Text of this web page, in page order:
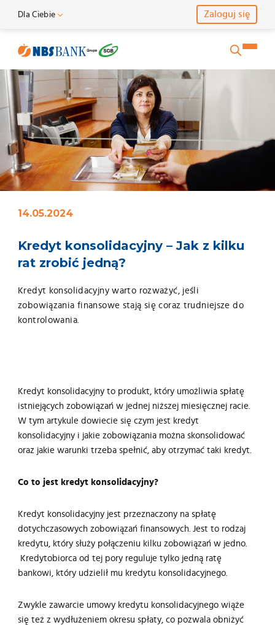
Dla Ciebie
Dla Ciebie
Dla Rolnika
Dla Firmy
Zaloguj się
Kredyt konsolidacyjny – Jak z kilku rat zrobić jedną? -
14.05.2024
Kredyt konsolidacyjny – Jak z kilku
rat zrobić jedną?
Kredyt konsolidacyjny warto rozważyć, jeśli
zobowiązania finansowe stają się coraz trudniejsze do
kontrolowania.
Kredyt konsolidacyjny to produkt, który umożliwia spłatę
istniejących zobowiązań w jednej niższej miesięcznej racie.
W tym artykule dowiecie się czym jest kredyt
konsolidacyjny i jakie zobowiązania można skonsolidować
oraz jakie warunki trzeba spełnić, aby otrzymać taki kredyt.
Co to jest kredyt konsolidacyjny?
Kredyt konsolidacyjny jest przeznaczony na spłatę
dotychczasowych zobowiązań finansowych. Jest to rodzaj
kredytu, który służy połączeniu kilku zobowiązań w jedno.
Kredytobiorca od tej pory reguluje tylko jedną ratę
bankowi, który udzielił mu kredytu konsolidacyjnego.
Zwykle zawarcie umowy kredytu konsolidacyjnego wiąże
się też z wydłużeniem okresu spłaty, co pozwala obniżyć
Skontaktuj się z nami
Imię i Nazwisko
E-mail
Telefon
w Poznaniu, IX Wydział Gospodarczy, NIP 764-00-07-285, Regon
000580687, – administratora danych osobowych zgodnie z
(tekst jednolity: Dz.U. z 2016 r., poz. 922, wraz z późn. zm.) w
celach marketingowych.